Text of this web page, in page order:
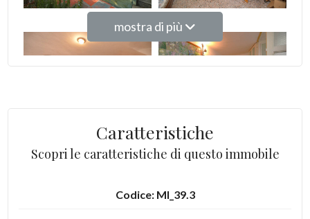
mostra di più
Caratteristiche
Scopri le caratteristiche di questo immobile
Codice: MI_39.3
4
opzioni